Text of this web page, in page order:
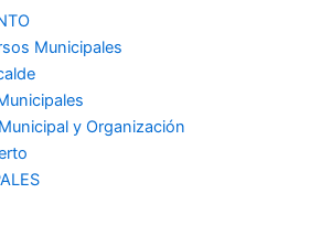
Municipales
y Organización